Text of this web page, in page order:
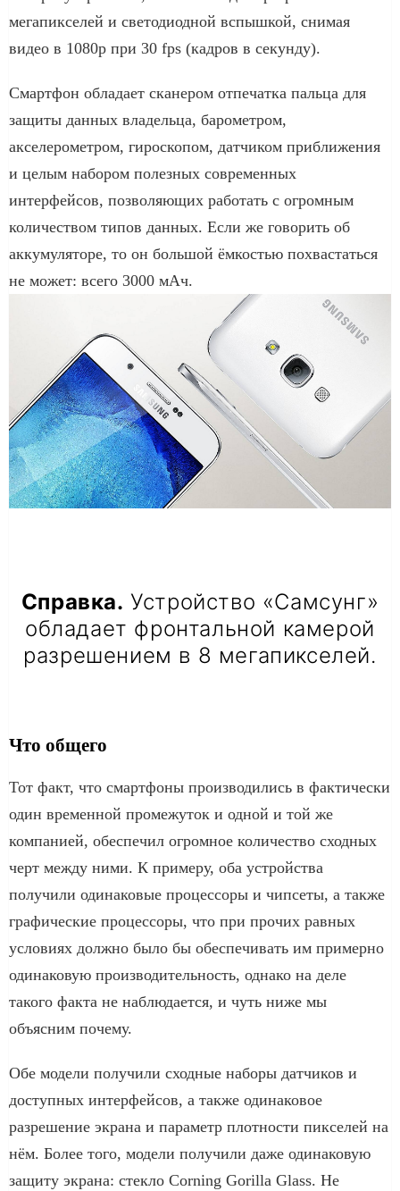
мегапикселей и светодиодной вспышкой, снимая
видео в 1080p при 30 fps (кадров в секунду).
Смартфон обладает сканером отпечатка пальца для
защиты данных владельца, барометром,
акселерометром, гироскопом, датчиком приближения
и целым набором полезных современных
интерфейсов, позволяющих работать с огромным
количеством типов данных. Если же говорить об
аккумуляторе, то он большой ёмкостью похвастаться
не может: всего 3000 мАч.
Справка. Устройство «Самсунг»
обладает фронтальной камерой
разрешением в 8 мегапикселей.
Что общего
Тот факт, что смартфоны производились в фактически
один временной промежуток и одной и той же
компанией, обеспечил огромное количество сходных
черт между ними. К примеру, оба устройства
получили одинаковые процессоры и чипсеты, а также
графические процессоры, что при прочих равных
условиях должно было бы обеспечивать им примерно
одинаковую производительность, однако на деле
такого факта не наблюдается, и чуть ниже мы
объясним почему.
Обе модели получили сходные наборы датчиков и
доступных интерфейсов, а также одинаковое
разрешение экрана и параметр плотности пикселей на
нём. Более того, модели получили даже одинаковую
защиту экрана: стекло Corning Gorilla Glass. Не